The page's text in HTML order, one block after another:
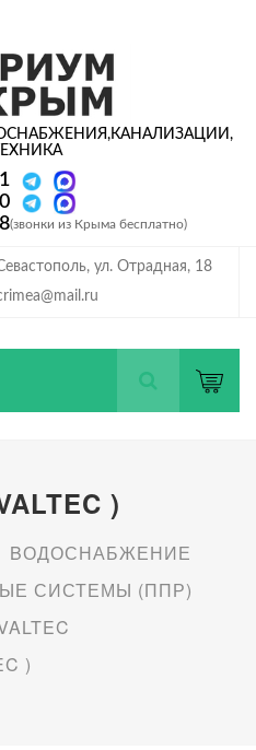
ул. Отрадная, 18
КАНАЛИЗАЦИИ,
(звонки из Крыма бесплатно)
)
BОДОСНАБЖЕНИЕ
СИСТЕМЫ (ППР)
)